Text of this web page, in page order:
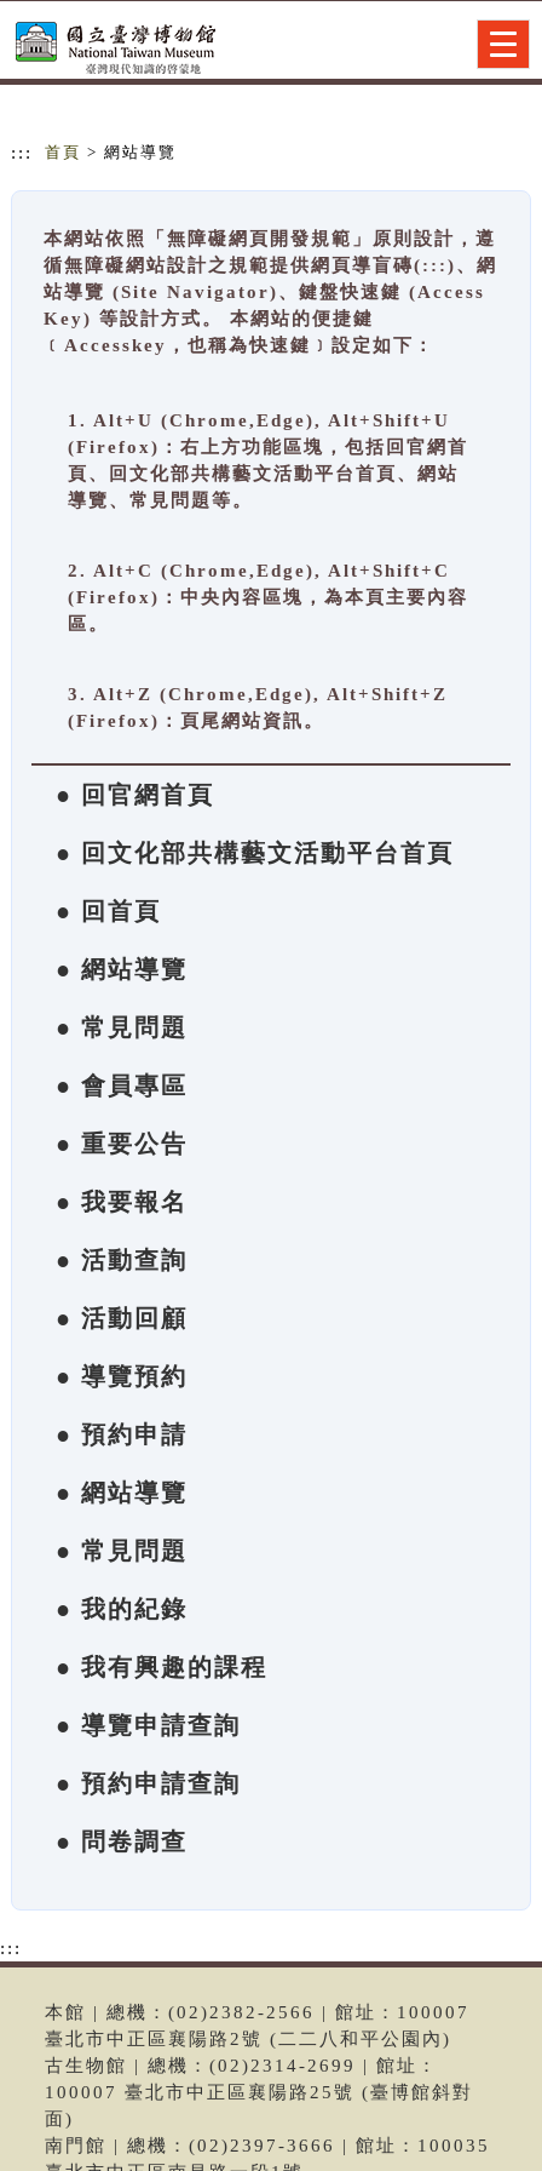
::: 首頁 > 網站導覽
本網站依照「無障礙網頁開發規範」原則設計，遵
循無障礙網站設計之規範提供網頁導盲磚(:::)、網
站導覽 (Site Navigator)、鍵盤快速鍵 (Access
Key) 等設計方式。 本網站的便捷鍵
﹝Accesskey，也稱為快速鍵﹞設定如下：
1. Alt+U (Chrome,Edge), Alt+Shift+U
(Firefox)：右上方功能區塊，包括回官網首
頁、回文化部共構藝文活動平台首頁、網站
導覽、常見問題等。
2. Alt+C (Chrome,Edge), Alt+Shift+C
(Firefox)：中央內容區塊，為本頁主要內容
區。
3. Alt+Z (Chrome,Edge), Alt+Shift+Z
(Firefox)：頁尾網站資訊。
● 回官網首頁
● 回文化部共構藝文活動平台首頁
● 回首頁
● 網站導覽
● 常見問題
● 會員專區
● 重要公告
● 我要報名
● 活動查詢
● 活動回顧
● 導覽預約
● 預約申請
● 網站導覽
● 常見問題
● 我的紀錄
● 我有興趣的課程
● 導覽申請查詢
● 預約申請查詢
● 問卷調查
:::
本館 | 總機：(02)2382-2566 | 館址：100007
臺北市中正區襄陽路2號 (二二八和平公園內)
古生物館 | 總機：(02)2314-2699 | 館址：
100007 臺北市中正區襄陽路25號 (臺博館斜對
面)
南門館 | 總機：(02)2397-3666 | 館址：100035